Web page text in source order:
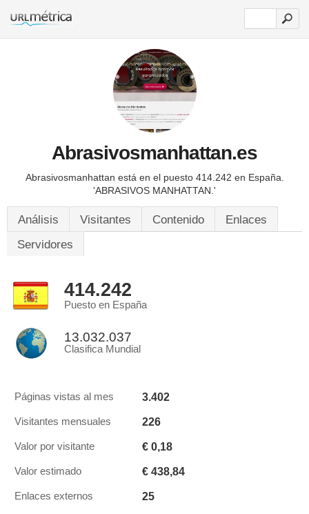
Abrasivosmanhattan.es
Abrasivosmanhattan está en el puesto 414.242 en España.
'ABRASIVOS MANHATTAN.'
Análisis Visitantes Contenido
Enlaces
Servidores
414.242
Puesto en España
13.032.037
Clasifica Mundial
Páginas vistas al mes 3.402
Visitantes mensuales 226
Valor por visitante € 0,18
Valor estimado € 438,84
Enlaces externos 25